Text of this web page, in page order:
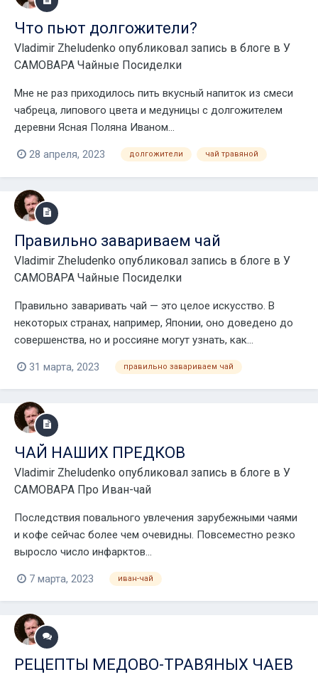
Что пьют долгожители?
Vladimir Zheludenko опубликовал запись в блоге в У
САМОВАРА Чайные Посиделки
Мне не раз приходилось пить вкусный напиток из смеси
чабреца, липового цвета и медуницы с долгожителем
деревни Ясная Поляна Иваном...
28 апреля, 2023 долгожители чай травяной
Правильно завариваем чай
Vladimir Zheludenko опубликовал запись в блоге в У
САМОВАРА Чайные Посиделки
Правильно заваривать чай — это целое искусство. В
некоторых странах, например, Японии, оно доведено до
совершенства, но и россияне могут узнать, как...
31 марта, 2023 правильно завариваем чай
ЧАЙ НАШИХ ПРЕДКОВ
Vladimir Zheludenko опубликовал запись в блоге в У
САМОВАРА Про Иван-чай
Последствия повального увлечения зарубежными чаями
и кофе сейчас более чем очевидны. Повсеместно резко
выросло число инфарктов...
7 марта, 2023 иван-чай
РЕЦЕПТЫ МЕДОВО-ТРАВЯНЫХ ЧАЕВ